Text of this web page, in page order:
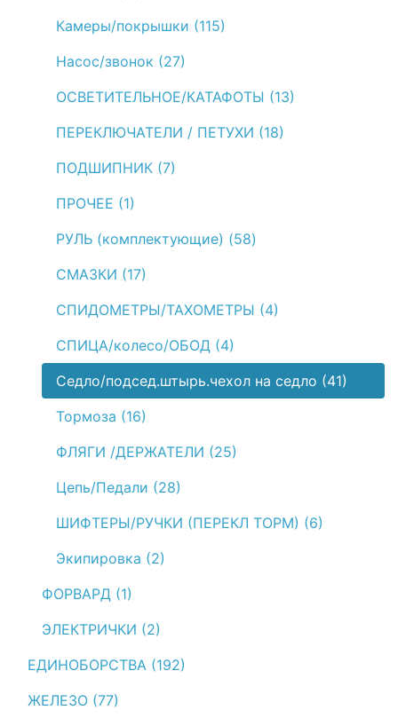
Камеры/покрышки (115)
Насос/звонок (27)
ОСВЕТИТЕЛЬНОЕ/КАТАФОТЫ (13)
ПЕРЕКЛЮЧАТЕЛИ / ПЕТУХИ (18)
ПОДШИПНИК (7)
ПРОЧЕЕ (1)
РУЛЬ (комплектующие) (58)
СМАЗКИ (17)
СПИДОМЕТРЫ/ТАХОМЕТРЫ (4)
СПИЦА/колесо/ОБОД (4)
Седло/подсед.штырь.чехол на седло (41)
Тормоза (16)
ФЛЯГИ /ДЕРЖАТЕЛИ (25)
Цепь/Педали (28)
ШИФТЕРЫ/РУЧКИ (ПЕРЕКЛ ТОРМ) (6)
Экипировка (2)
ФОРВАРД (1)
ЭЛЕКТРИЧКИ (2)
ЕДИНОБОРСТВА (192)
ЖЕЛЕЗО (77)